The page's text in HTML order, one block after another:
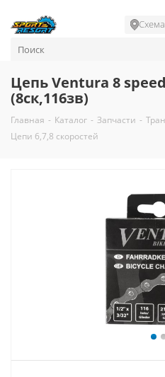
Цепь Ventura 8
(8ск,116зв)
Главная - Каталог - Запчасти -
Цепи 6,7,8 скоростей